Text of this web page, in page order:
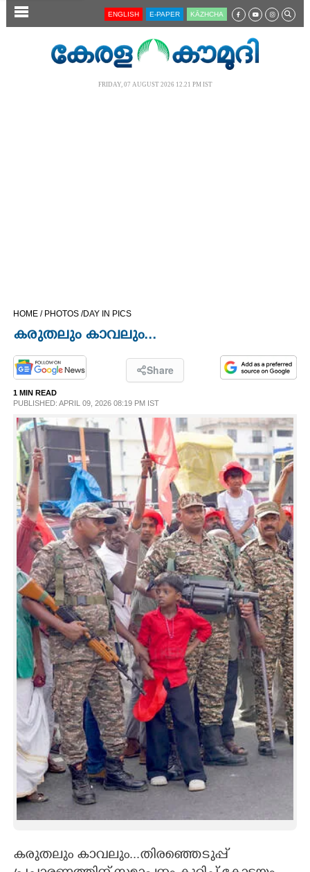
SECTIONS
OPINION
PHOTOS
LIFESTYLE
SPIRITUAL
INFO+
ART
ASTRO
CARTOONS
LITERATURE
ZOOM
CONTACT US
ENGLISH E-PAPER KĀZHCHA
FRIDAY, 07 AUGUST 2026 12.21 PM IST
HOME / PHOTOS /DAY IN PICS
കരുതലും കാവലും...
Share
1 MIN READ
PUBLISHED: APRIL 09, 2026 08:19 PM IST
കരുതലും കാവലും...തിരഞ്ഞെടുപ്പ്